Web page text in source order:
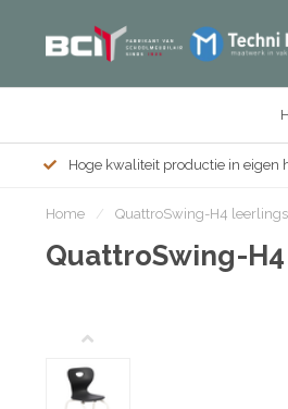
Hoge kwaliteit productie in eigen
Home / QuattroSwing-H4
QuattroSwing-